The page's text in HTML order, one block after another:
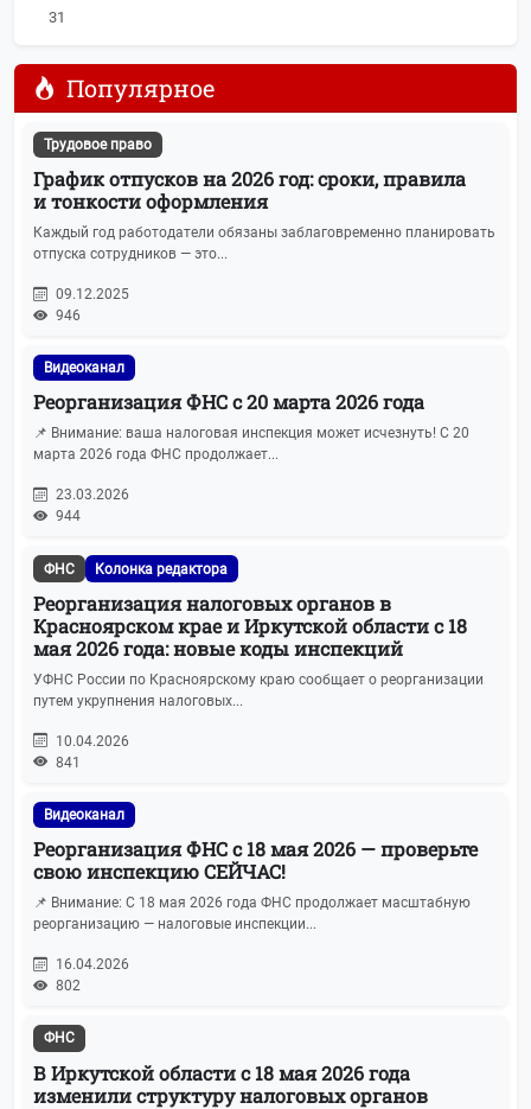
Воинский учёт 11
ПСН (Патенты)
Новости БУХОТЧЁТ.ру
Колонка редактора
Реклама
Вопросы-ответы
СВО
Требования и запросы ФНС
Права потребителей
Вебинары и семинары
31
Популярное
Трудовое право
График отпусков на 2026 год: сроки, правила
и тонкости оформления
Каждый год работодатели обязаны заблаговременно планировать
отпуска сотрудников — это...
09.12.2025
946
Видеоканал
Реорганизация ФНС с 20 марта 2026 года
📌 Внимание: ваша налоговая инспекция может исчезнуть! С 20
марта 2026 года ФНС продолжает...
23.03.2026
944
ФНС Колонка редактора
Реорганизация налоговых органов в
Красноярском крае и Иркутской области с 18
мая 2026 года: новые коды инспекций
УФНС России по Красноярскому краю сообщает о реорганизации
путем укрупнения налоговых...
10.04.2026
841
Видеоканал
Реорганизация ФНС с 18 мая 2026 — проверьте
свою инспекцию СЕЙЧАС!
📌 Внимание: С 18 мая 2026 года ФНС продолжает масштабную
реорганизацию — налоговые инспекции...
16.04.2026
802
ФНС
В Иркутской области с 18 мая 2026 года
изменили структуру налоговых органов